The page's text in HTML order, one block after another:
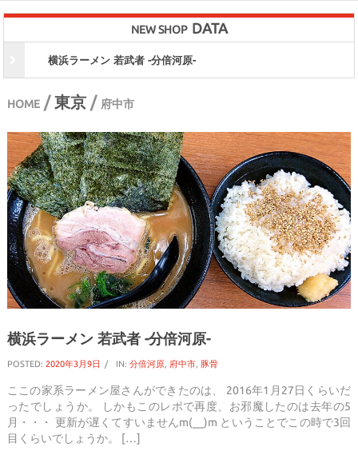
NEW SHOP DATA
若武者 -分倍河原-
HOME/東京/ 府中市
横浜ラーメン 若武者 -分倍河原-
POSTED: 2020年3月9日 IN: 分倍河原, 府中市, 豚骨
ここの家系ラーメン屋さんができたのは、 2016年1月27日くらいだ
ったでしょうか。 しかもこのレポで再度、お邪魔したのは去年の5
月・・・ 更新が遅くてすいませんm(__)m ということでこの時で3回
目くらいでしょうか。 […]